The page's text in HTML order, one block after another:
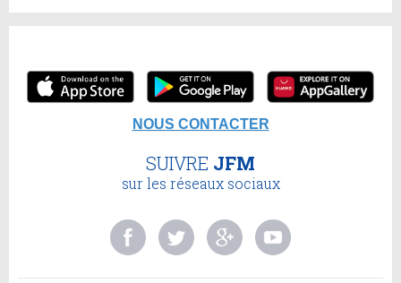
NOUS CONTACTER
SUIVRE JFM
sur les réseaux sociaux